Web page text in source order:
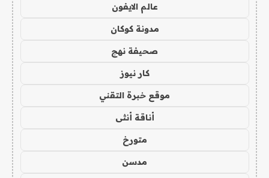
عالم الايفون
مدونة كوكان
صحيفة نهج
كار نيوز
موقع خبرة التقني
أناقة أنثى
متورخ
مدسن